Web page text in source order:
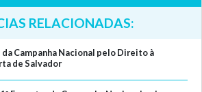
RELACIONADAS:
da Campanha Nacional pelo Direito à
de Salvador